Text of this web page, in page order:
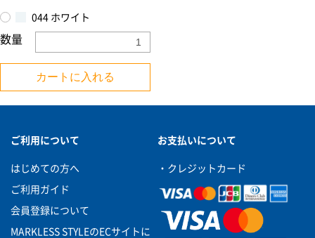
044 ホワイト
数量
カートに入れる
ご利用について
はじめての方へ
ご利用ガイド
会員登録について
MARKLESS STYLEのECサイトに
お支払いについて
・クレジットカード